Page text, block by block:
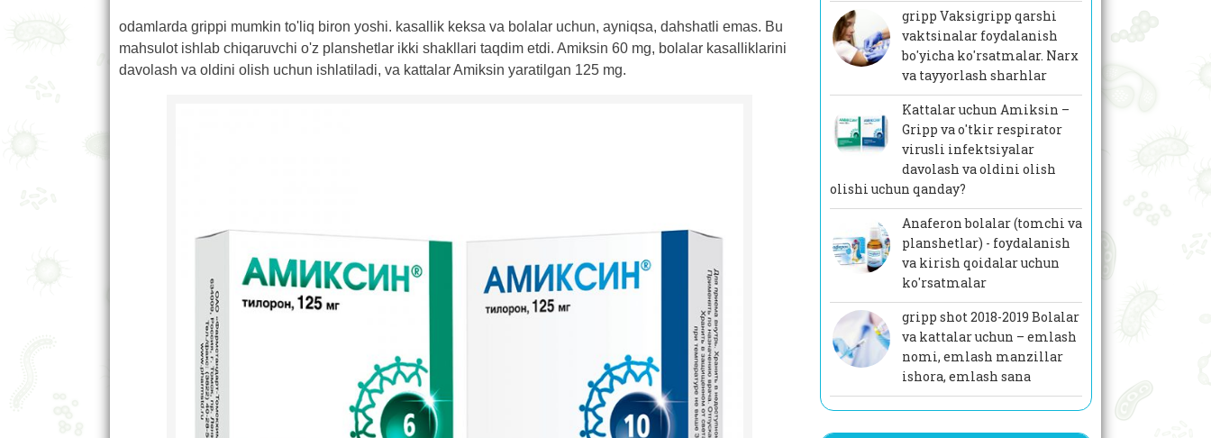
odamlarda grippi mumkin to'liq biron yoshi. kasallik keksa va bolalar uchun, ayniqsa, dahshatli emas. Bu
mahsulot ishlab chiqaruvchi o'z planshetlar ikki shakllari taqdim etdi. Amiksin 60 mg, bolalar kasalliklarini
davolash va oldini olish uchun ishlatiladi, va kattalar Amiksin yaratilgan 125 mg.
gripp Vaksigripp qarshi
vaktsinalar foydalanish
bo'yicha ko'rsatmalar. Narx
va tayyorlash sharhlar
Kattalar uchun Amiksin –
Gripp va o'tkir respirator
virusli infektsiyalar
davolash va oldini olish
olishi uchun qanday?
Anaferon bolalar (tomchi va
planshetlar) - foydalanish
va kirish qoidalar uchun
ko'rsatmalar
gripp shot 2018-2019 Bolalar
va kattalar uchun – emlash
nomi, emlash manzillar
ishora, emlash sana